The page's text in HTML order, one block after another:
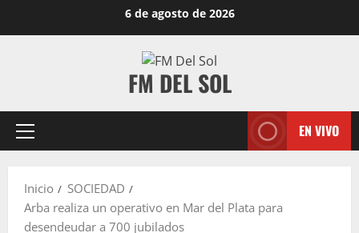
6 de agosto de 2026
FM DEL SOL
Menú
EN VIVO
Inicio
SOCIEDAD
Arba realiza un operativo en Mar del Plata para
desendeudar a 700 jubilados